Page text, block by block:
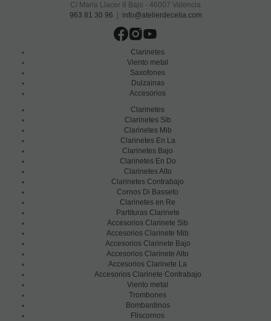
C/ Maria Llacer 8 Bajo - 46007 Valencia
963 81 30 96
info@atelierdecelia.com
Clarinetes
Viento metal
Saxofones
Dulzainas
Accesorios
Clarinetes
Clarinetes Sib
Clarinetes Mib
Clarinetes En La
Clarinetes Bajo
Clarinetes En Do
Clarinetes Alto
Clarinetes Contrabajo
Cornos Di Basseto
Clarinetes en Re
Partituras Clarinete
Accesorios Clarinete Sib
Accesorios Clarinete Mib
Accesorios Clarinete Bajo
Accesorios Clarinete Alto
Accesorios Clarinete La
Accesorios Clarinete Contrabajo
Viento metal
Trombones
Bombardinos
Fliscornos